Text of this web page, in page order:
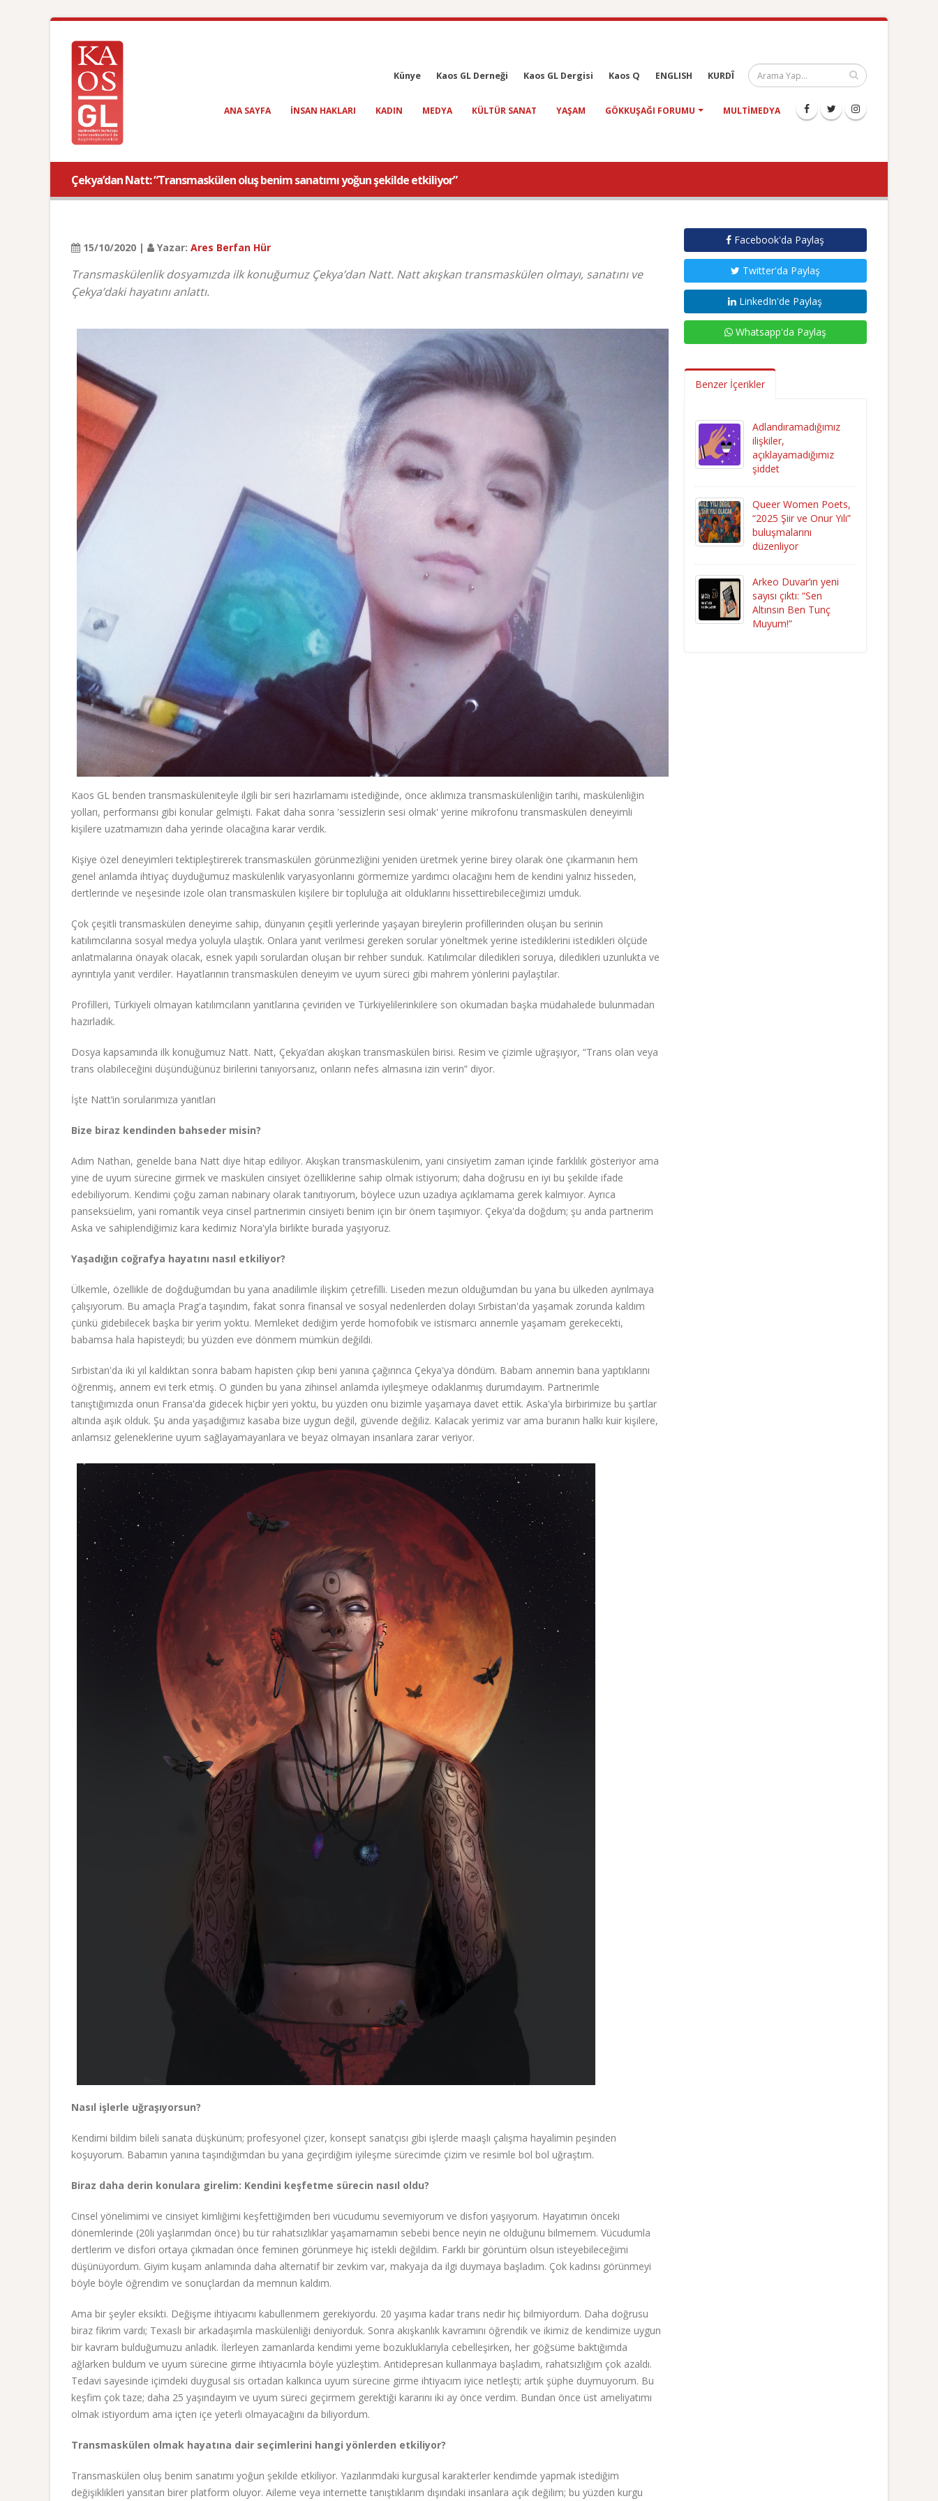
Künye Kaos GL Derneği Kaos GL Dergisi Kaos Q ENGLISH KURDÎ
ANA SAYFA INSAN HAKLARI KADIN MEDYA KÜLTÜR SANAT YAŞAM GÖKKUŞAĞI FORUMU MULTIMEDYA
Çekya’dan Natt: “Transmaskülen oluş benim sanatımı yoğun şekilde etkiliyor”
15/10/2020 | Yazar: Ares Berfan Hür
Transmaskülenlik dosyamızda ilk konuğumuz Çekya’dan Natt. Natt akışkan transmaskülen olmayı, sanatını ve
Çekya’daki hayatını anlattı.
Kaos GL benden transmasküleniteyle ilgili bir seri hazırlamamı istediğinde, önce aklımıza transmaskülenliğin tarihi, maskülenliğin
yolları, performansı gibi konular gelmişti. Fakat daha sonra 'sessizlerin sesi olmak' yerine mikrofonu transmaskülen deneyimli
kişilere uzatmamızın daha yerinde olacağına karar verdik.
Kişiye özel deneyimleri tektipleştirerek transmaskülen görünmezliğini yeniden üretmek yerine birey olarak öne çıkarmanın hem
genel anlamda ihtiyaç duyduğumuz maskülenlik varyasyonlarını görmemize yardımcı olacağını hem de kendini yalnız hisseden,
dertlerinde ve neşesinde izole olan transmaskülen kişilere bir topluluğa ait olduklarını hissettirebileceğimizi umduk.
Çok çeşitli transmaskülen deneyime sahip, dünyanın çeşitli yerlerinde yaşayan bireylerin profillerinden oluşan bu serinin
katılımcılarına sosyal medya yoluyla ulaştık. Onlara yanıt verilmesi gereken sorular yöneltmek yerine istediklerini istedikleri ölçüde
anlatmalarına önayak olacak, esnek yapılı sorulardan oluşan bir rehber sunduk. Katılımcılar diledikleri soruya, diledikleri uzunlukta ve
ayrıntıyla yanıt verdiler. Hayatlarının transmaskülen deneyim ve uyum süreci gibi mahrem yönlerini paylaştılar.
Profilleri, Türkiyeli olmayan katılımcıların yanıtlarına çeviriden ve Türkiyelilerinkilere son okumadan başka müdahalede bulunmadan
hazırladık.
Dosya kapsamında ilk konuğumuz Natt. Natt, Çekya’dan akışkan transmaskülen birisi. Resim ve çizimle uğraşıyor, “Trans olan veya
trans olabileceğini düşündüğünüz birilerini tanıyorsanız, onların nefes almasına izin verin” diyor.
İşte Natt’in sorularımıza yanıtları
Bize biraz kendinden bahseder misin?
Adım Nathan, genelde bana Natt diye hitap ediliyor. Akışkan transmaskülenim, yani cinsiyetim zaman içinde farklılık gösteriyor ama
yine de uyum sürecine girmek ve maskülen cinsiyet özelliklerine sahip olmak istiyorum; daha doğrusu en iyi bu şekilde ifade
edebiliyorum. Kendimi çoğu zaman nabinary olarak tanıtıyorum, böylece uzun uzadıya açıklamama gerek kalmıyor. Ayrıca
panseksüelim, yani romantik veya cinsel partnerimin cinsiyeti benim için bir önem taşımıyor. Çekya'da doğdum; şu anda partnerim
Aska ve sahiplendiğimiz kara kedimiz Nora'yla birlikte burada yaşıyoruz.
Yaşadığın coğrafya hayatını nasıl etkiliyor?
Ülkemle, özellikle de doğduğumdan bu yana anadilimle ilişkim çetrefilli. Liseden mezun olduğumdan bu yana bu ülkeden ayrılmaya
çalışıyorum. Bu amaçla Prag'a taşındım, fakat sonra finansal ve sosyal nedenlerden dolayı Sırbistan'da yaşamak zorunda kaldım
çünkü gidebilecek başka bir yerim yoktu. Memleket dediğim yerde homofobik ve istismarcı annemle yaşamam gerekecekti,
babamsa hala hapisteydi; bu yüzden eve dönmem mümkün değildi.
Sırbistan'da iki yıl kaldıktan sonra babam hapisten çıkıp beni yanına çağırınca Çekya'ya döndüm. Babam annemin bana yaptıklarını
öğrenmiş, annem evi terk etmiş. O günden bu yana zihinsel anlamda iyileşmeye odaklanmış durumdayım. Partnerimle
tanıştığımızda onun Fransa'da gidecek hiçbir yeri yoktu, bu yüzden onu bizimle yaşamaya davet ettik. Aska'yla birbirimize bu şartlar
altında aşık olduk. Şu anda yaşadığımız kasaba bize uygun değil, güvende değiliz. Kalacak yerimiz var ama buranın halkı kuir kişilere,
anlamsız geleneklerine uyum sağlayamayanlara ve beyaz olmayan insanlara zarar veriyor.
Nasıl işlerle uğraşıyorsun?
Kendimi bildim bileli sanata düşkünüm; profesyonel çizer, konsept sanatçısı gibi işlerde maaşlı çalışma hayalimin peşinden
koşuyorum. Babamın yanına taşındığımdan bu yana geçirdiğim iyileşme sürecimde çizim ve resimle bol bol uğraştım.
Biraz daha derin konulara girelim: Kendini keşfetme sürecin nasıl oldu?
Cinsel yönelimimi ve cinsiyet kimliğimi keşfettiğimden beri vücudumu sevemiyorum ve disfori yaşıyorum. Hayatımın önceki
dönemlerinde (20li yaşlarımdan önce) bu tür rahatsızlıklar yaşamamamın sebebi bence neyin ne olduğunu bilmemem. Vücudumla
dertlerim ve disfori ortaya çıkmadan önce feminen görünmeye hiç istekli değildim. Farklı bir görüntüm olsun isteyebileceğimi
düşünüyordum. Giyim kuşam anlamında daha alternatif bir zevkim var, makyaja da ilgi duymaya başladım. Çok kadınsı görünmeyi
böyle böyle öğrendim ve sonuçlardan da memnun kaldım.
Ama bir şeyler eksikti. Değişme ihtiyacımı kabullenmem gerekiyordu. 20 yaşıma kadar trans nedir hiç bilmiyordum. Daha doğrusu
biraz fikrim vardı; Texaslı bir arkadaşımla maskülenliği deniyorduk. Sonra akışkanlık kavramını öğrendik ve ikimiz de kendimize uygun
bir kavram bulduğumuzu anladık. İlerleyen zamanlarda kendimi yeme bozukluklarıyla cebelleşirken, her göğsüme baktığımda
ağlarken buldum ve uyum sürecine girme ihtiyacımla böyle yüzleştim. Antidepresan kullanmaya başladım, rahatsızlığım çok azaldı.
Tedavi sayesinde içimdeki duygusal sis ortadan kalkınca uyum sürecine girme ihtiyacım iyice netleşti; artık şüphe duymuyorum. Bu
keşfim çok taze; daha 25 yaşındayım ve uyum süreci geçirmem gerektiği kararını iki ay önce verdim. Bundan önce üst ameliyatımı
olmak istiyordum ama içten içe yeterli olmayacağını da biliyordum.
Transmaskülen olmak hayatına dair seçimlerini hangi yönlerden etkiliyor?
Transmaskülen oluş benim sanatımı yoğun şekilde etkiliyor. Yazılarımdaki kurgusal karakterler kendimde yapmak istediğim
değişiklikleri yansıtan birer platform oluyor. Aileme veya internette tanıştıklarım dışındaki insanlara açık değilim; bu yüzden kurgu
Facebook'da Paylaş
Twitter'da Paylaş
LinkedIn'de Paylaş
Whatsapp'da Paylaş
Benzer İçerikler
Adlandıramadığımız
ilişkiler,
açıklayamadığımız
şiddet
Queer Women Poets,
“2025 Şiir ve Onur Yılı”
buluşmalarını
düzenliyor
Arkeo Duvar’ın yeni
sayısı çıktı: “Sen
Altınsın Ben Tunç
Muyum!”